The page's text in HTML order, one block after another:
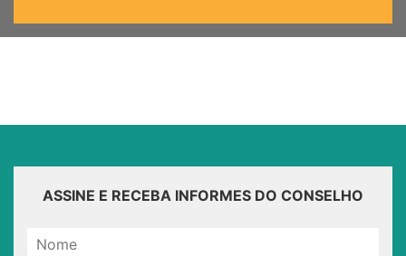
ASSINE E RECEBA INFORMES DO CONSELHO